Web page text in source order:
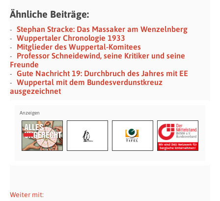
Ähnliche Beiträge:
Stephan Stracke: Das Massaker am Wenzelnberg
Wuppertaler Chronologie 1933
Mitglieder des Wuppertal-Komitees
Professor Schneidewind, seine Kritiker und seine
Freunde
Gute Nachricht 19: Durchbruch des Jahres mit EE
Wuppertal mit dem Bundesverdunstkreuz
ausgezeichnet
Weiter mit: